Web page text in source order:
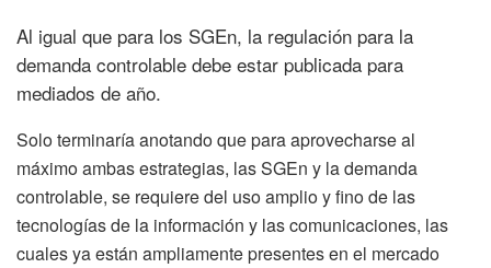
Al igual que para los SGEn, la regulación para la
demanda controlable debe estar publicada para
mediados de año.
Solo terminaría anotando que para aprovecharse al
máximo ambas estrategias, las SGEn y la demanda
controlable, se requiere del uso amplio y fino de las
tecnologías de la información y las comunicaciones, las
cuales ya están ampliamente presentes en el mercado